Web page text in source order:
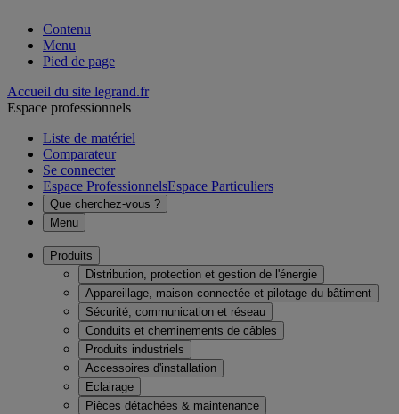
Contenu
Menu
Pied de page
Accueil du site legrand.fr
Espace professionnels
Liste de matériel
Comparateur
Se connecter
Espace ProfessionnelsEspace Particuliers
Que cherchez-vous ?
Menu
Produits
Distribution, protection et gestion de l'énergie
Appareillage, maison connectée et pilotage du bâtiment
Sécurité, communication et réseau
Conduits et cheminements de câbles
Produits industriels
Accessoires d'installation
Eclairage
Pièces détachées & maintenance